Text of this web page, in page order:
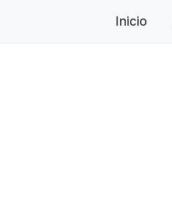
Inicio